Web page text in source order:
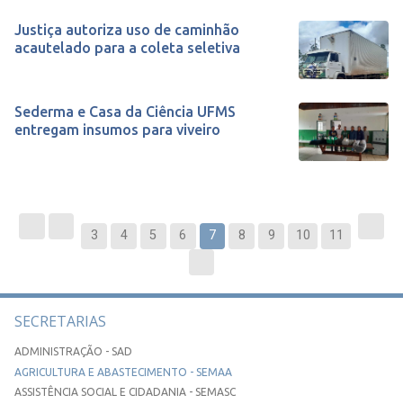
Justiça autoriza uso de caminhão
acautelado para a coleta seletiva
Sederma e Casa da Ciência UFMS
entregam insumos para viveiro
3 4 5 6 7 8 9 10 11
SECRETARIAS
ADMINISTRAÇÃO - SAD
AGRICULTURA E ABASTECIMENTO - SEMAA
ASSISTÊNCIA SOCIAL E CIDADANIA - SEMASC